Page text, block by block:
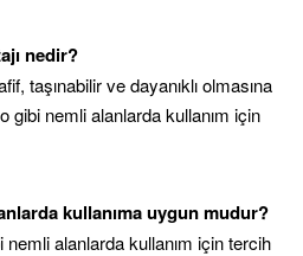
nedir?
taşınabilir ve dayanıklı olmasına
gibi nemli alanlarda kullanım için
kullanıma uygun mudur?
alanlarda kullanım için tercih